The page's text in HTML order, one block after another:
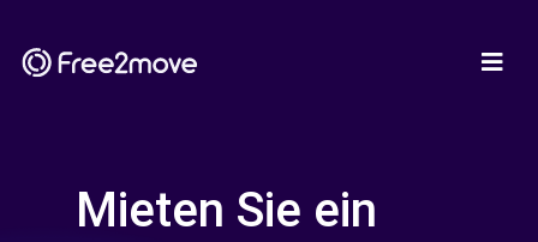
Mieten Sie ein